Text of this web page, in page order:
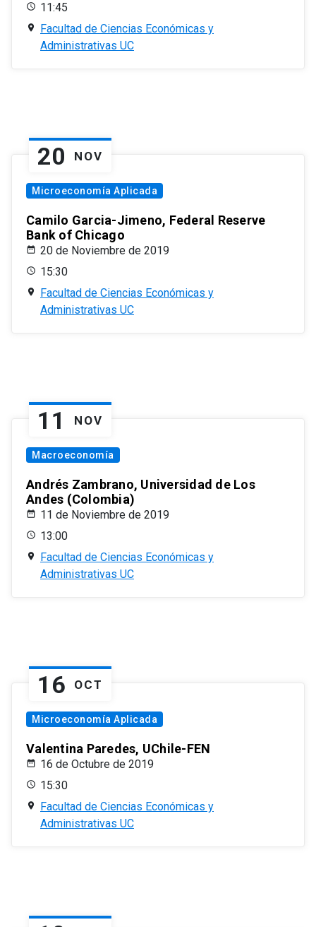
11:45
Facultad de Ciencias Económicas y
Administrativas UC
20 NOV
Microeconomía Aplicada
Camilo Garcia-Jimeno, Federal Reserve
Bank of Chicago
20 de Noviembre de 2019
15:30
Facultad de Ciencias Económicas y
Administrativas UC
11 NOV
Macroeconomía
Andrés Zambrano, Universidad de Los
Andes (Colombia)
11 de Noviembre de 2019
13:00
Facultad de Ciencias Económicas y
Administrativas UC
16 OCT
Microeconomía Aplicada
Valentina Paredes, UChile-FEN
16 de Octubre de 2019
15:30
Facultad de Ciencias Económicas y
Administrativas UC